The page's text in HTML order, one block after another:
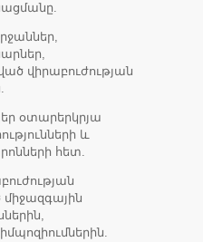
վիրաբուժության
օտարերկրյա
և
հետ.
միջազգային